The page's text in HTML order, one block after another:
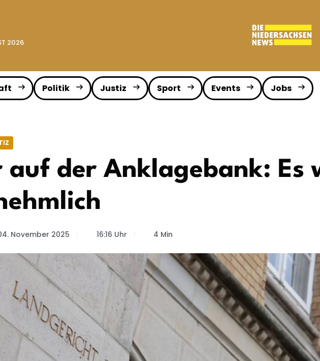
2026
Politik Justiz Sport Events Jobs
auf der Anklagebank: Es
November 2025 16:16 Uhr 4 Min